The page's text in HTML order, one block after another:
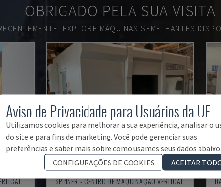
OBRIGADO PELA SUA VISITA
EXPLORE MÁQUINAS SEMELHANTES
U5-1530
SPINNER - CENTRO DE MAQUINAÇÃO VERTICAL
Aviso de Privacidade para Usuários da UE
Utilizamos cookies para melhorar a sua experiência, analisar o
do site e para fins de marketing. Você pode gerenciar suas
preferências e saber mais sobre como usamos seus dados abaixo.
CONFIGURAÇÕES DE COOKIES
ACEITAR